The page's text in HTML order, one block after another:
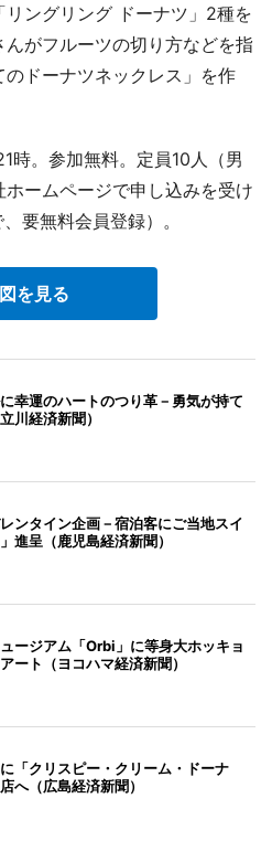
ングリング ドーナツ」2種を
がフルーツの切り方などを指
ドーナツネックレス」を作
。参加無料。定員10人（男
ームページで申し込みを受け
要無料会員登録）。
を見る
幸運のハートのつり革－勇気が持て
川経済新聞）
ンタイン企画－宿泊客にご当地スイ
進呈（鹿児島経済新聞）
ージアム「Orbi」に等身大ホッキョ
ート（ヨコハマ経済新聞）
「クリスピー・クリーム・ドーナ
へ（広島経済新聞）